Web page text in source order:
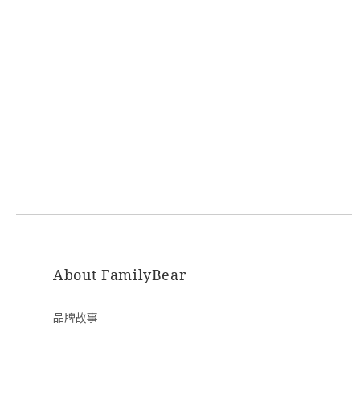
About FamilyBear
品牌故事